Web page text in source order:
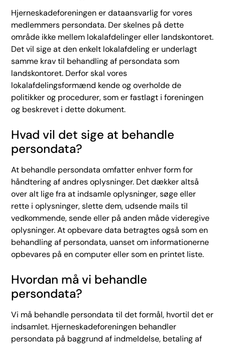
Hjerneskadeforeningen er dataansvarlig for vores
medlemmers persondata. Der skelnes på dette
område ikke mellem lokalafdelinger eller landskontoret.
Det vil sige at den enkelt lokalafdeling er underlagt
samme krav til behandling af persondata som
landskontoret. Derfor skal vores
lokalafdelingsformænd kende og overholde de
politikker og procedurer, som er fastlagt i foreningen
og beskrevet i dette dokument.
Hvad vil det sige at behandle
persondata?
At behandle persondata omfatter enhver form for
håndtering af andres oplysninger. Det dækker altså
over alt lige fra at indsamle oplysninger, søge eller
rette i oplysninger, slette dem, udsende mails til
vedkommende, sende eller på anden måde videregive
oplysninger. At opbevare data betragtes også som en
behandling af persondata, uanset om informationerne
opbevares på en computer eller som en printet liste.
Hvordan må vi behandle
persondata?
Vi må behandle persondata til det formål, hvortil det er
indsamlet. Hjerneskadeforeningen behandler
persondata på baggrund af indmeldelse, betaling af